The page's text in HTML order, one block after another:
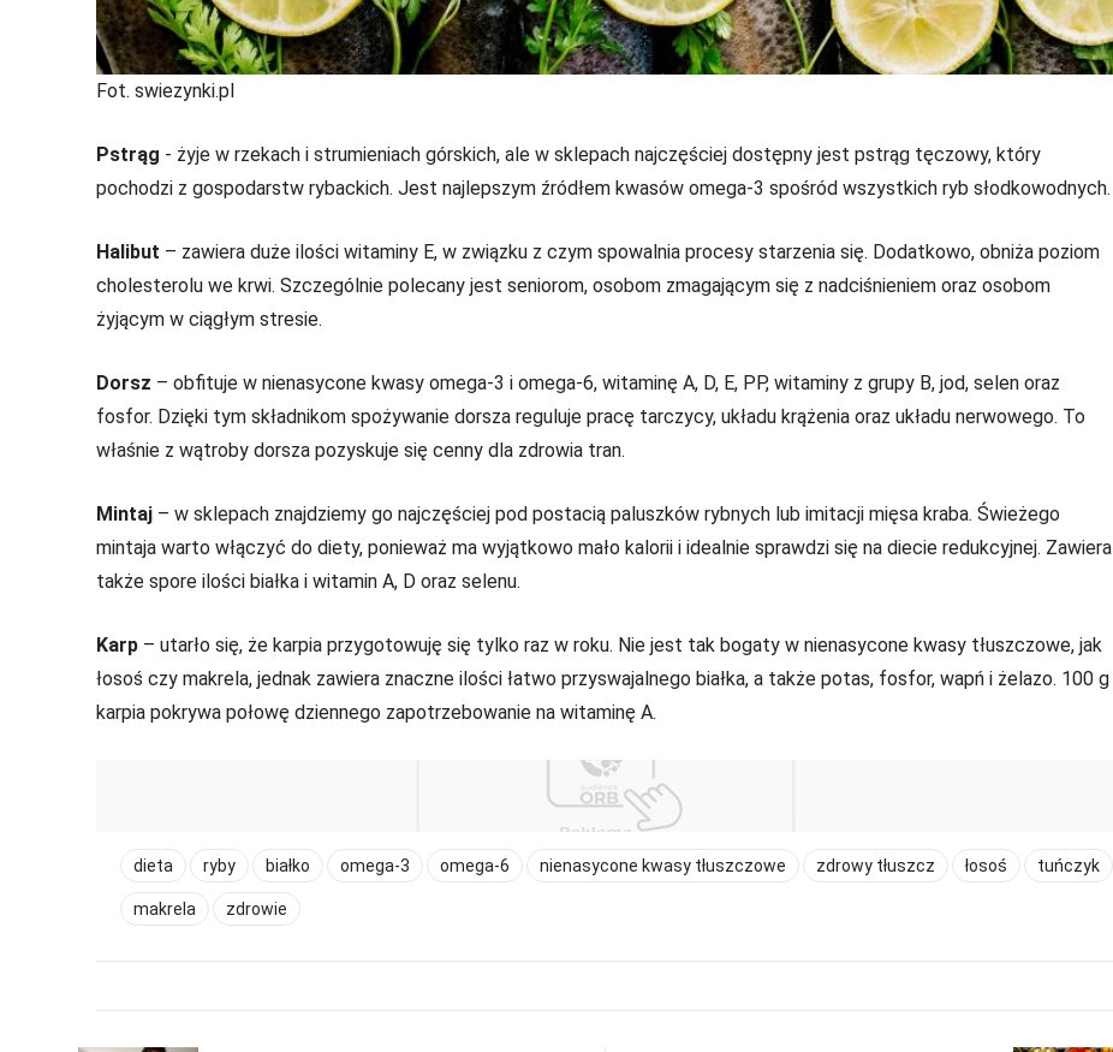
Fot. swiezynki.pl
Pstrąg - żyje w rzekach i strumieniach górskich, ale w sklepach najczęściej dostępny jest pstrąg tęczowy, który
pochodzi z gospodarstw rybackich. Jest najlepszym źródłem kwasów omega-3 spośród wszystkich ryb słodkowodnych.
Halibut – zawiera duże ilości witaminy E, w związku z czym spowalnia procesy starzenia się. Dodatkowo, obniża poziom
cholesterolu we krwi. Szczególnie polecany jest seniorom, osobom zmagającym się z nadciśnieniem oraz osobom
żyjącym w ciągłym stresie.
Dorsz – obfituje w nienasycone kwasy omega-3 i omega-6, witaminę A, D, E, PP, witaminy z grupy B, jod, selen oraz
fosfor. Dzięki tym składnikom spożywanie dorsza reguluje pracę tarczycy, układu krążenia oraz układu nerwowego. To
właśnie z wątroby dorsza pozyskuje się cenny dla zdrowia tran.
Mintaj – w sklepach znajdziemy go najczęściej pod postacią paluszków rybnych lub imitacji mięsa kraba. Świeżego
mintaja warto włączyć do diety, ponieważ ma wyjątkowo mało kalorii i idealnie sprawdzi się na diecie redukcyjnej. Zawiera
także spore ilości białka i witamin A, D oraz selenu.
Karp – utarło się, że karpia przygotowuję się tylko raz w roku. Nie jest tak bogaty w nienasycone kwasy tłuszczowe, jak
łosoś czy makrela, jednak zawiera znaczne ilości łatwo przyswajalnego białka, a także potas, fosfor, wapń i żelazo. 100 g
karpia pokrywa połowę dziennego zapotrzebowanie na witaminę A.
dieta ryby białko omega-3 omega-6 nienasycone kwasy tłuszczowe zdrowy tłuszcz łosoś tuńczyk
makrela zdrowie